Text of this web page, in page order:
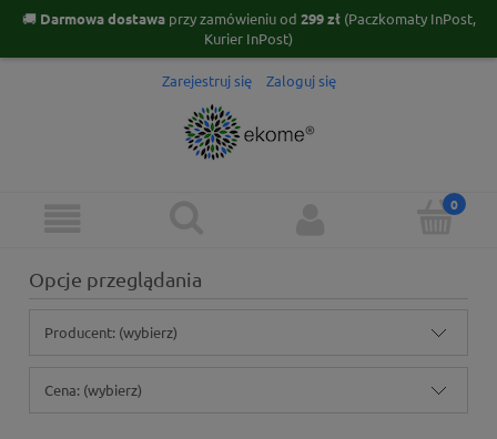
🚚 Darmowa dostawaprzy zamówieniu od 299 zł(Paczkomaty InPost,
Kurier InPost)
Zarejestruj się Zaloguj się
Opcje przeglądania
Producent: (wybierz)
Cena: (wybierz)